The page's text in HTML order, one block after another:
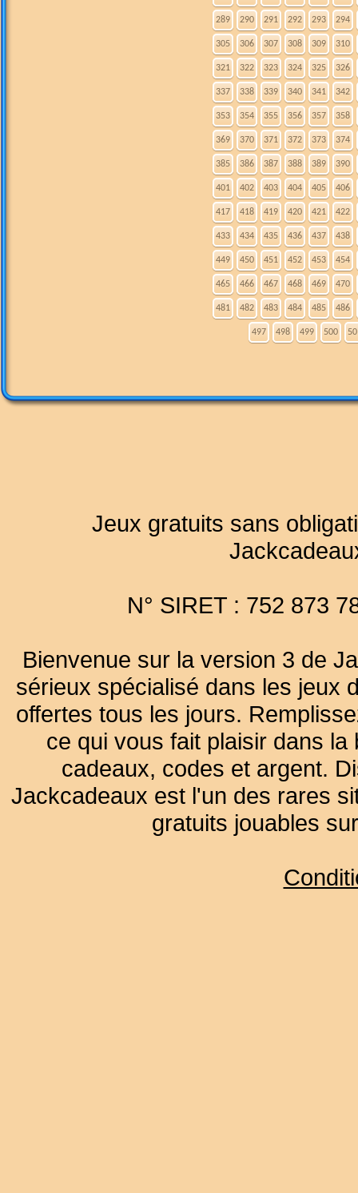
289 290 291 292 293 294
305 306 307 308 309 310
321 322 323 324 325 326
337 338 339 340 341 342
353 354 355 356 357 358
369 370 371 372 373 374
385 386 387 388 389 390
401 402 403 404 405 406
417 418 419 420 421 422
433 434 435 436 437 438
449 450 451 452 453 454
465 466 467 468 469 470
481 482 483 484 485 486
497 498 499 500
Jeux gratuits sans
N° SIRET : 752 873
Bienvenue sur la version 3 de
sérieux spécialisé dans les jeux
offertes tous les jours.
ce qui vous fait plaisir dans
cadeaux, codes et argent.
Jackcadeaux est l'un des rares
gratuits jouables